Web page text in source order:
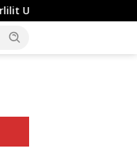
Rekening